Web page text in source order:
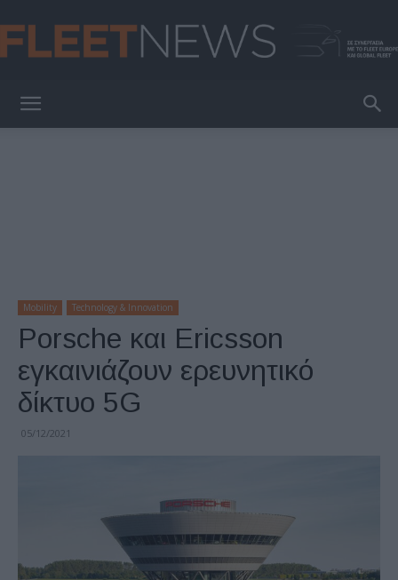
Mobility Technology & Innovation
Porsche και Ericsson
εγκαινιάζουν ερευνητικό
δίκτυο 5G
05/12/2021